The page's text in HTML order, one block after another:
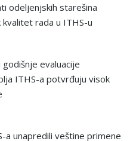
odeljenjskih starešina
rada u ITHS-u
evaluacije
ITHS-a potvrđuju visok
a unapredili veštine primene